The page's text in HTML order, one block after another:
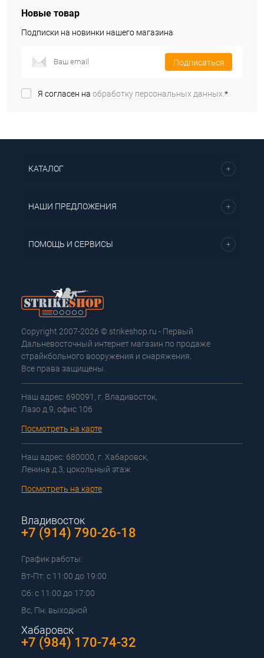
Новые товар
Подписки на новинки нашего магазина
Подписаться
Я согласен на обработку персональных данных.*
КАТАЛОГ
НАШИ ПРЕДЛОЖЕНИЯ
ПОМОЩЬ И СЕРВИСЫ
Copyright 2007-2026 © strikeshop.ru - Первый
Дальневосточный интернет магазин по продаже
страйкбольного вооружения и снаряжения.
Все права защищены.
Наш адрес: 690091, г. Владивосток,
Лазо д.9, офис 106
Посмотреть на карте
Наш адрес: 680000, г. Хабаровск,
Ленина д.3, цокольный этаж
Посмотреть на карте
Владивосток
+7 (914) 790-26-18
График работы:
Вт-Пт: с 11:00 до 19:00
Сб: с 11:00 до 17:00
Вс, Пн: выходной
Хабаровск
+7 (984) 170-74-32